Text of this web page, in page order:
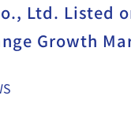
Ltd. Listed
Growth